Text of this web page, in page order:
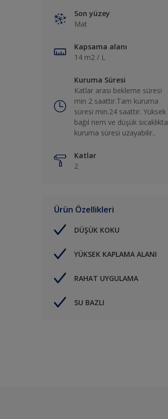
Son yüzey
Mat
Kapsama alanı
14 m2 / L
Kuruma Süresi
Katlar arası bekleme süresi
min 2 saattir.Tam kuruma
süresi min.24 saattir. Yüksek
bağıl nem ve düşük sıcaklıkta
kuruma süresi uzayabilir..
Katlar
2
Ürün Özellikleri
DÜŞÜK KOKU
YÜKSEK KAPLAMA ALANI
RAHAT UYGULAMA
SU BAZLI